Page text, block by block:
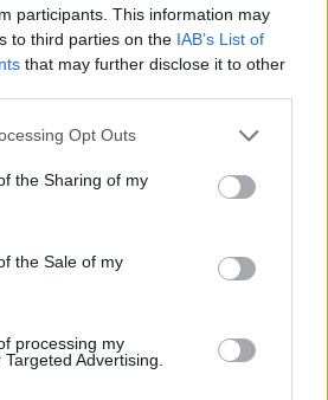
participants. This information may
to third parties on the IAB’s List of
that may further disclose it to other
Opt Outs
the Sharing of my
the Sale of my
processing my
Advertising.